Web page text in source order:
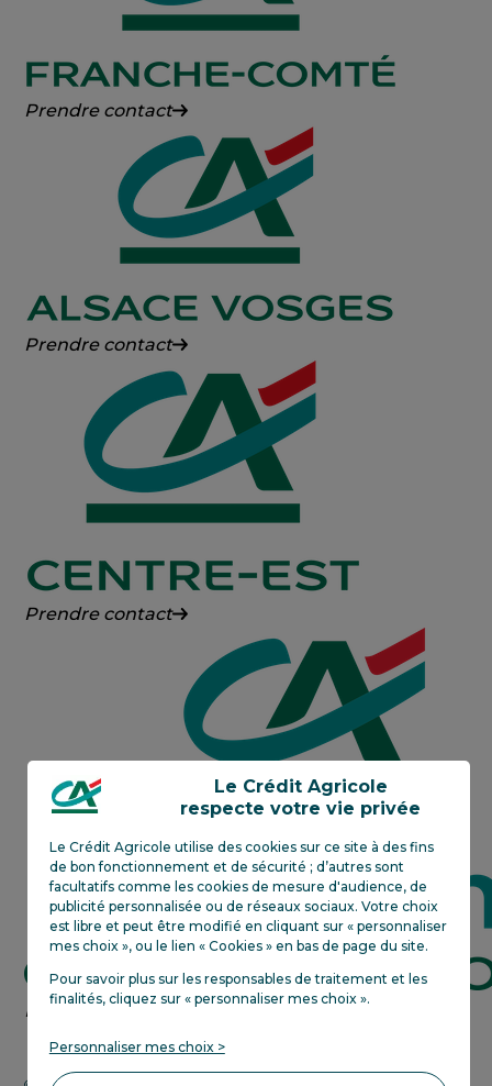
Crédit
Prendre contact
Crédit
Vosges
Prendre contact
Crédit
Prendre contact
Crédit
En savoir plus
Le Crédit Agricole
respecte votre vie privée
Le Crédit Agricole utilise des cookies sur ce site à des fins
de bon fonctionnement et de sécurité ; d’autres sont
facultatifs comme les cookies de mesure d'audience, de
publicité personnalisée ou de réseaux sociaux. Votre choix
est libre et peut être modifié en cliquant sur « personnaliser
mes choix », ou le lien « Cookies » en bas de page du site.
Pour savoir plus sur les responsables de traitement et les
finalités, cliquez sur « personnaliser mes choix».
Personnaliser mes choix >